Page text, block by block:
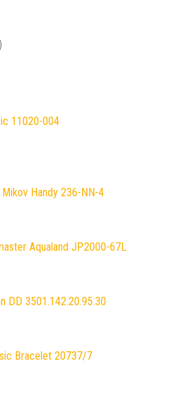
11020-004
Mikov Handy 236-NN-4
Aqualand JP2000-67L
DD 3501.142.20.95.30
Bracelet 20737/7